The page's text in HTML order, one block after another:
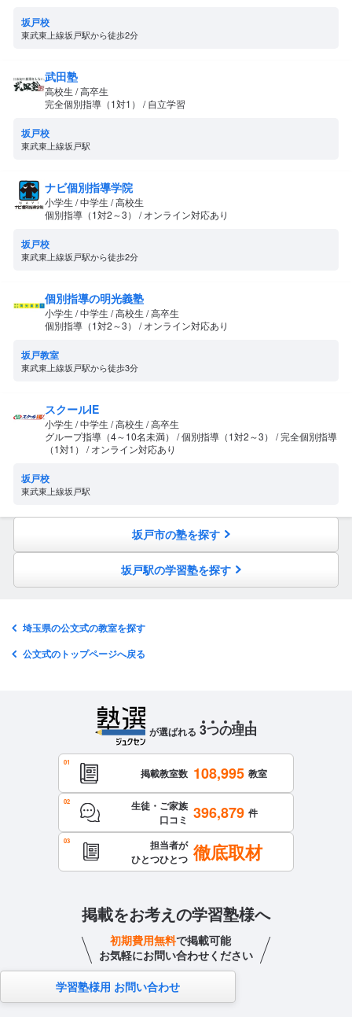
坂戸校
東武東上線坂戸駅から徒歩2分
武田塾
高校生 / 高卒生
完全個別指導（1対1） / 自立学習
坂戸校
東武東上線坂戸駅
ナビ個別指導学院
小学生 / 中学生 / 高校生
個別指導（1対2～3） / オンライン対応あり
坂戸校
東武東上線坂戸駅から徒歩2分
個別指導の明光義塾
小学生 / 中学生 / 高校生 / 高卒生
個別指導（1対2～3） / オンライン対応あり
坂戸教室
東武東上線坂戸駅から徒歩3分
スクールIE
小学生 / 中学生 / 高校生 / 高卒生
グループ指導（4～10名未満） / 個別指導（1対2～3） / 完全個別指導
（1対1） / オンライン対応あり
坂戸校
東武東上線坂戸駅
坂戸市の塾を探す
坂戸駅の学習塾を探す
埼玉県の公文式の教室を探す
公文式のトップページへ戻る
が選ばれる 3つの理由
掲載教室数 108,995 教室
生徒・ご家族
口コミ 396,879 件
担当者が
ひとつひとつ 徹底取材
掲載をお考えの学習塾様へ
初期費用無料で掲載可能
お気軽にお問い合わせください
学習塾様用 お問い合わせ